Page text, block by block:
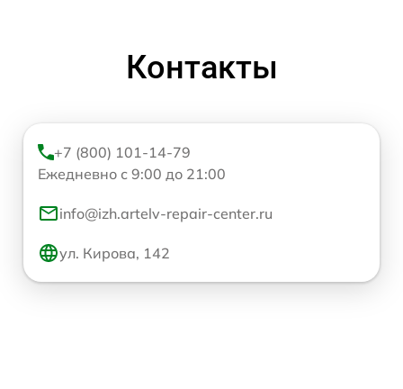
Контакты
+7 (800) 101-14-79
Ежедневно с 9:00 до 21:00
info@izh.artelv-repair-center.ru
ул. Кирова, 142